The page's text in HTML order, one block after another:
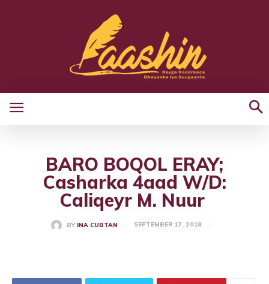
BARO BOQOL ERAY;
Casharka 4aad W/D:
Caliqeyr M. Nuur
BY INA CUBTAN SEPTEMBER 17, 2018